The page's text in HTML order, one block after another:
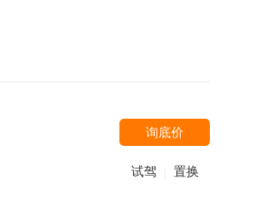
询底价
试驾 置换